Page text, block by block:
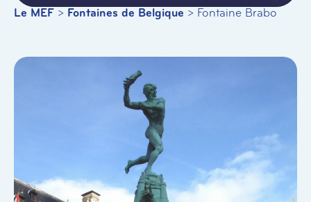
Le MEF > Fontaines de Belgique > Fontaine Brabo